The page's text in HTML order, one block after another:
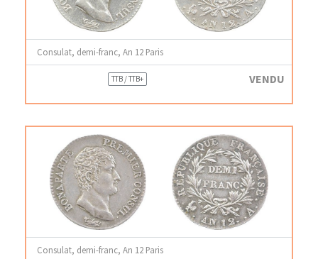
Consulat, demi-franc, An 12 Paris
TTB / TTB+ VENDU
Consulat, demi-franc, An 12 Paris